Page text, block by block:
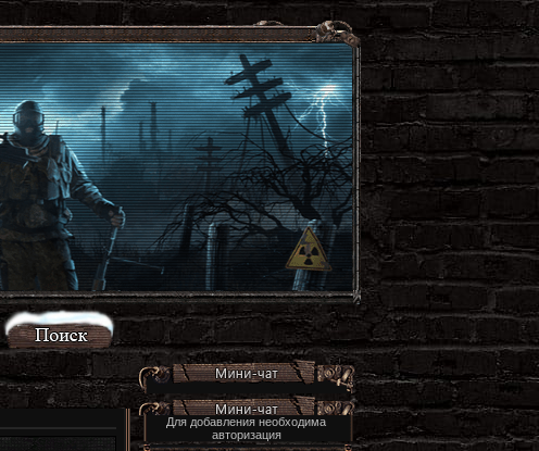
Для добавления необходима
авторизация